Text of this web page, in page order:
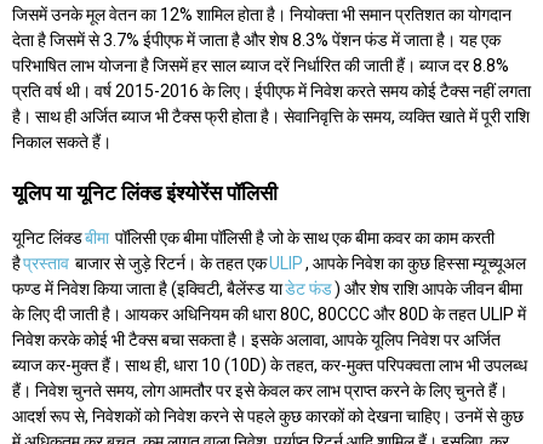
जिसमें उनके मूल वेतन का 12% शामिल होता है। नियोक्ता भी समान प्रतिशत का योगदान
देता है जिसमें से 3.7% ईपीएफ में जाता है और शेष 8.3% पेंशन फंड में जाता है। यह एक
परिभाषित लाभ योजना है जिसमें हर साल ब्याज दरें निर्धारित की जाती हैं। ब्याज दर 8.8%
प्रति वर्ष थी। वर्ष 2015-2016 के लिए। ईपीएफ में निवेश करते समय कोई टैक्स नहीं लगता
है। साथ ही अर्जित ब्याज भी टैक्स फ्री होता है। सेवानिवृत्ति के समय, व्यक्ति खाते में पूरी राशि
निकाल सकते हैं।
यूलिप या यूनिट लिंक्ड इंश्योरेंस पॉलिसी
यूनिट लिंक्डबीमा पॉलिसी एक बीमा पॉलिसी है जो के साथ एक बीमा कवर का काम करती
हैप्रस्ताव बाजार से जुड़े रिटर्न। के तहत एकULIP, आपके निवेश का कुछ हिस्सा म्यूच्यूअल
फण्ड में निवेश किया जाता है (इक्विटी, बैलेंस्ड याडेट फंड) और शेष राशि आपके जीवन बीमा
के लिए दी जाती है। आयकर अधिनियम की धारा 80C, 80CCC और 80D के तहत ULIP में
निवेश करके कोई भी टैक्स बचा सकता है। इसके अलावा, आपके यूलिप निवेश पर अर्जित
ब्याज कर-मुक्त हैं। साथ ही, धारा 10 (10D) के तहत, कर-मुक्त परिपक्वता लाभ भी उपलब्ध
हैं। निवेश चुनते समय, लोग आमतौर पर इसे केवल कर लाभ प्राप्त करने के लिए चुनते हैं।
आदर्श रूप से, निवेशकों को निवेश करने से पहले कुछ कारकों को देखना चाहिए। उनमें से कुछ